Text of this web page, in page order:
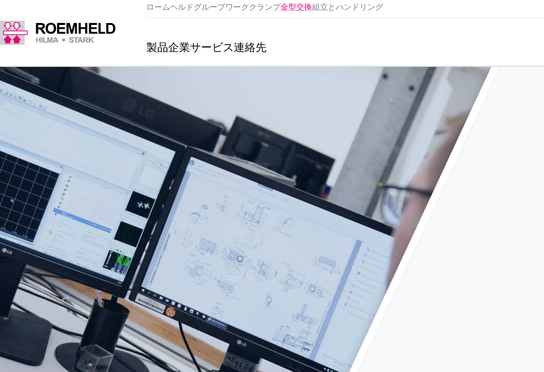
ロームヘルドグループワーククランプ金型交換組立とハンドリング
製品企業サービス連絡先